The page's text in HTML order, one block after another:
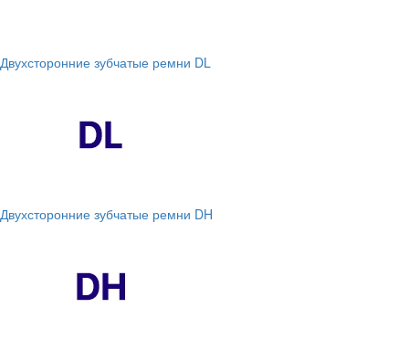
Двухсторонние зубчатые ремни DL
Двухсторонние зубчатые ремни DH